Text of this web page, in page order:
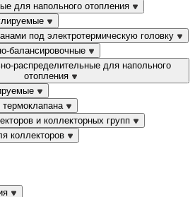
для напольного отопления
под электротермическую головку
балансировочные
распределительные для напольного
отопления
и коллекторных групп
коллекторов